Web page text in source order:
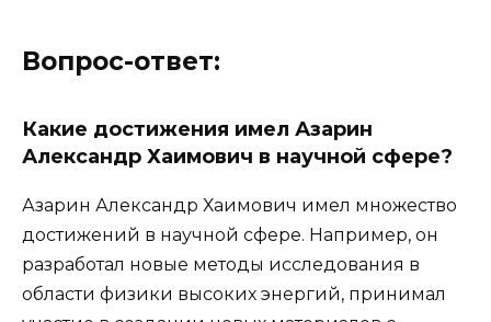
Вопрос-ответ:
Какие достижения имел Азарин
Александр Хаимович в научной сфере?
Азарин Александр Хаимович имел множество
достижений в научной сфере. Например, он
разработал новые методы исследования в
области физики высоких энергий, принимал